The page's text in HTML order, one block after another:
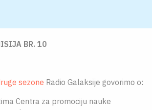
BR. 10
sezone Radio Galaksije govorimo o:
Centra za promociju nauke